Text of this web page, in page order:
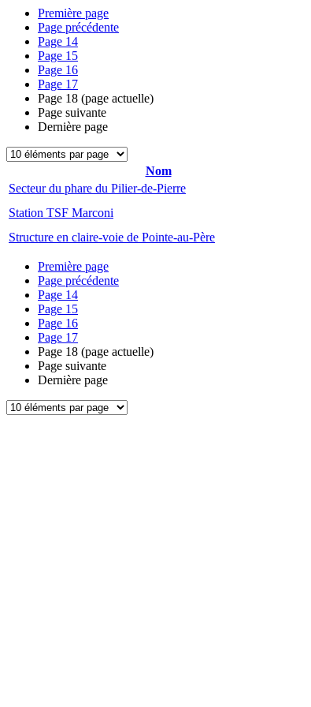
Première page
Page précédente
Page 14
Page 15
Page 16
Page 17
Page 18 (page actuelle)
Page suivante
Dernière page
Nom
Secteur du phare du Pilier-de-Pierre
Station TSF Marconi
Structure en claire-voie de Pointe-au-Père
Première page
Page précédente
Page 14
Page 15
Page 16
Page 17
Page 18 (page actuelle)
Page suivante
Dernière page